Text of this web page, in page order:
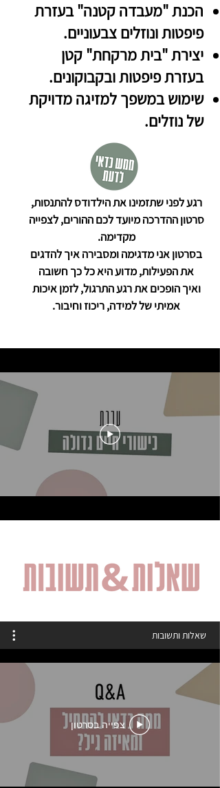
הכנת "מעבדה קטנה"בעזרת
פיפטותונוזלים צבעוניים.
יצירת "בית מרקחת" קטן
בעזרת פיפטותובקבוקונים.
שימוש במשפך למזיגה מדויקת
של נוזלים.
רגע לפני שתזמינו את הילדודס להתנסות,
סרטון ההדרכה מיועד לכם ההורים, לצפייה
מקדימה.
בסרטון אני מדגימה ומסבירה איך להדגים
את הפעילות, מדוע היא כל כך חשובה
ואיך הופכים את רגע התרגול, לזמן איכות
אמיתי של למידה, ריכוז וחיבור.
שאלות ותשובות
צפייה בסרטון